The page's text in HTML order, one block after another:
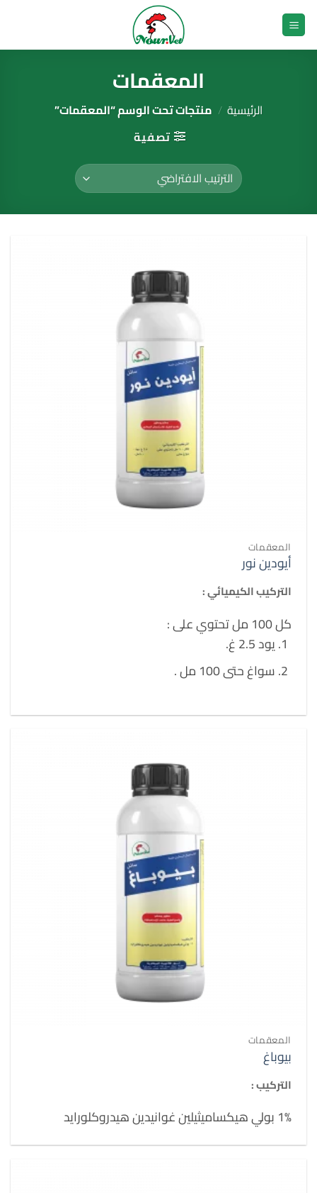
تخطي
للمحتوى
المعقمات
الرئيسية / منتجات تحت الوسم “المعقمات”
تصفية
المعقمات
أيودين نور
التركيب الكيميائي :
كل 100 مل تحتوي على :
يود 2.5 غ.
سواغ حتى 100 مل .
المعقمات
بيوباغ
التركيب :
1% بولي هيكساميثيلين غوانيدين هيدروكلورايد